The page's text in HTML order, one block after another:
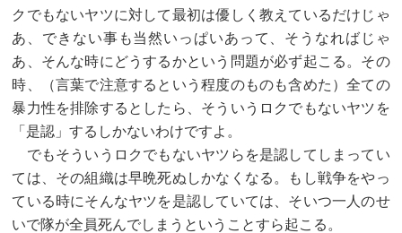
クでもないヤツに対して最初は優しく教えているだけじゃ
あ、できない事も当然いっぱいあって、そうなればじゃ
あ、そんな時にどうするかという問題が必ず起こる。その
時、（言葉で注意するという程度のものも含めた）全ての
暴力性を排除するとしたら、そういうロクでもないヤツを
「是認」するしかないわけですよ。
でもそういうロクでもないヤツらを是認してしまってい
ては、その組織は早晩死ぬしかなくなる。もし戦争をやっ
ている時にそんなヤツを是認していては、そいつ一人のせ
いで隊が全員死んでしまうということすら起こる。